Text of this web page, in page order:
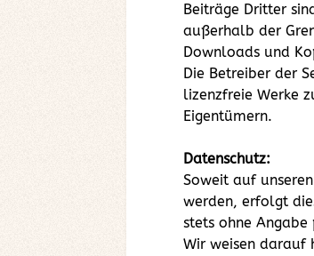
Beiträge Dritter
außerhalb der
Downloads und
Die Betreiber der
lizenzfreie Werke
Eigentümern.
Datenschutz:
Soweit auf
werden, erfolgt
stets ohne
Wir weisen darauf